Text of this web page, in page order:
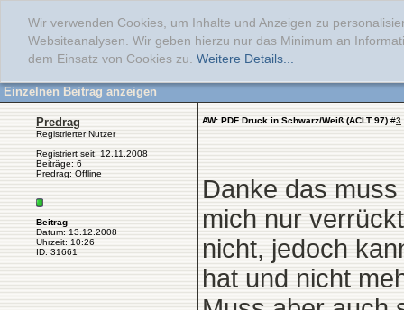
Wir verwenden Cookies, um Inhalte und Anzeigen zu
Websiteanalysen. Wir geben hierzu nur das Minimum an
dem Einsatz von Cookies zu. Weitere Details...
Einzelnen Beitrag anzeigen
Predrag
Registrierter Nutzer
Registriert seit: 12.11.2008
Beiträge: 6
Predrag: Offline
Beitrag
Datum: 13.12.2008
Uhrzeit: 10:26
ID: 31661
AW: PDF Druck in Schwarz/Weiß (ACLT 97) #3
Danke das
mich nur
nicht, jedoch
hat und nicht